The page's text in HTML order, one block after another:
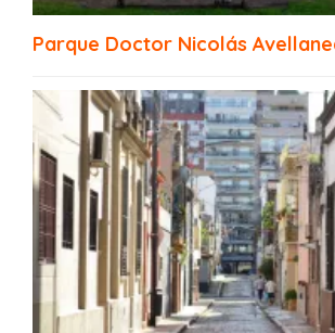
Cómo llegar a La Plata
Parque Doctor Nicolás